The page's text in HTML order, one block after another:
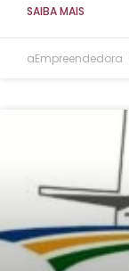
SAIBA MAIS
aEmpreendedora